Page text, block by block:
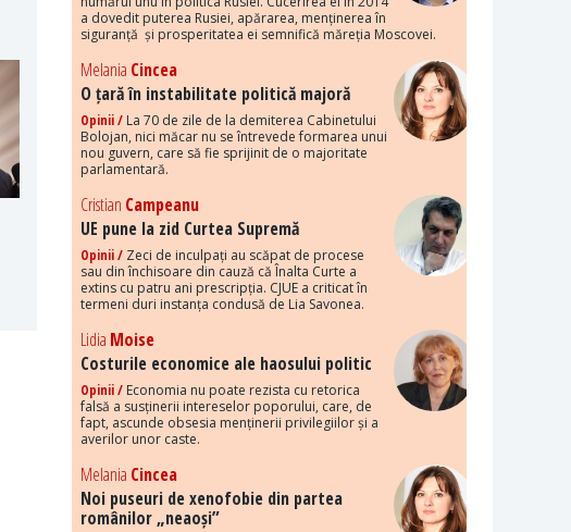
a dovedit puterea Rusiei, apărarea, menținerea în
siguranță și prosperitatea ei semnifică măreția Moscovei.
Melania Cincea
O țară în instabilitate politică majoră
Opinii / La 70 de zile de la demiterea Cabinetului
Bolojan, nici măcar nu se întrevede formarea unui
nou guvern, care să fie sprijinit de o majoritate
parlamentară.
Cristian Campeanu
UE pune la zid Curtea Supremă
Opinii / Zeci de inculpați au scăpat de procese
sau din închisoare din cauză că Înalta Curte a
extins cu patru ani prescripția. CJUE a criticat în
termeni duri instanța condusă de Lia Savonea.
Lidia Moise
Costurile economice ale haosului politic
Opinii / Economia nu poate rezista cu retorica
falsă a susținerii intereselor poporului, care, de
fapt, ascunde obsesia menținerii privilegiilor și a
averilor unor caste.
Melania Cincea
Noi puseuri de xenofobie din partea
românilor „neaoși”